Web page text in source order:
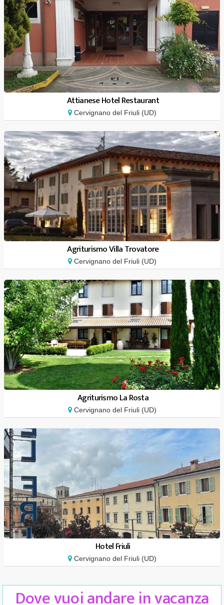
Attianese Hotel Restaurant
Cervignano del Friuli (UD)
Agriturismo Villa Trovatore
Cervignano del Friuli (UD)
Agriturismo La Rosta
Cervignano del Friuli (UD)
Hotel Friuli
Cervignano del Friuli (UD)
Dove vuoi andare in vacanza